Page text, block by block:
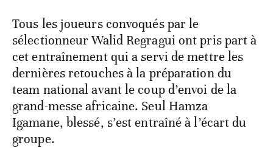
Tous les joueurs convoqués par le
sélectionneur Walid Regragui ont pris part à
cet entraînement qui a servi de mettre les
dernières retouches à la préparation du
team national avant le coup d’envoi de la
grand-messe africaine. Seul Hamza
Igamane, blessé, s’est entraîné à l’écart du
groupe.